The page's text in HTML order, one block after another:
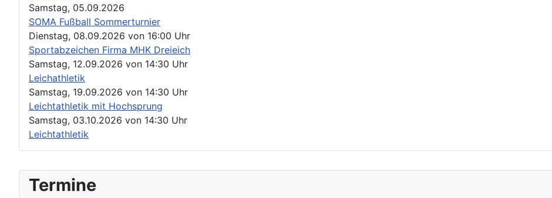
Termine
Samstag, 05.09.2026
SOMA Fußball Sommerturnier
Dienstag, 08.09.2026 von 16:00 Uhr
Sportabzeichen Firma MHK Dreieich
Samstag, 12.09.2026 von 14:30 Uhr
Leichathletik
Samstag, 19.09.2026 von 14:30 Uhr
Leichtathletik mit Hochsprung
Samstag, 03.10.2026 von 14:30 Uhr
Leichtathletik